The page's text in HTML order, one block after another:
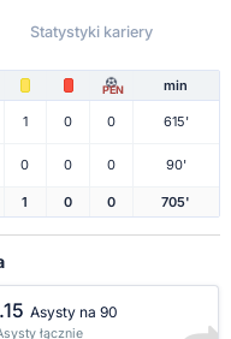
Statystyki kariery
PEN min
1 0 0 615'
0 0 0 90'
1 0 0 705'
Asysty na 90
łącznie